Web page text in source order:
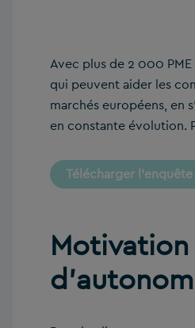
Avec plus de 2 000
qui peuvent aider les
marchés européens, en
en constante évolution.
Télécharger l’enquête